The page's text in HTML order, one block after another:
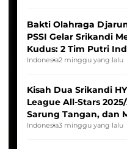
Bakti Olahraga
PSSI Gelar Srikandi
Kudus: 2 Tim Putri
Tim Asia
Indonesia2 minggu yang lalu
Kisah Dua Srikandi
League All-Stars
Sarung Tangan, dan
Pernah Padam
Indonesia3 minggu yang lalu